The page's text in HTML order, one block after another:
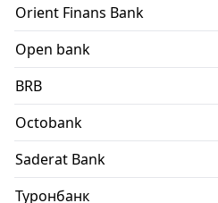
Orient Finans Bank
Open bank
BRB
Octobank
Saderat Bank
Туронбанк